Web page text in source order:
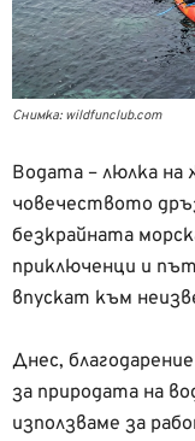
Снимка: wildfunclub.com
Водата – люлка
човечеството
безкрайната
приключенци и
впускат към
Днес,
за природата на
използваме за